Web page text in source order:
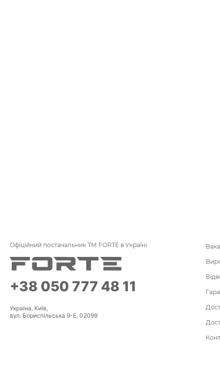
Офіційний постачальник ТМ FORTE в Україні
+38 050 777 48 11
Україна, Київ,
вул. Бориспільська 9-Е, 02099